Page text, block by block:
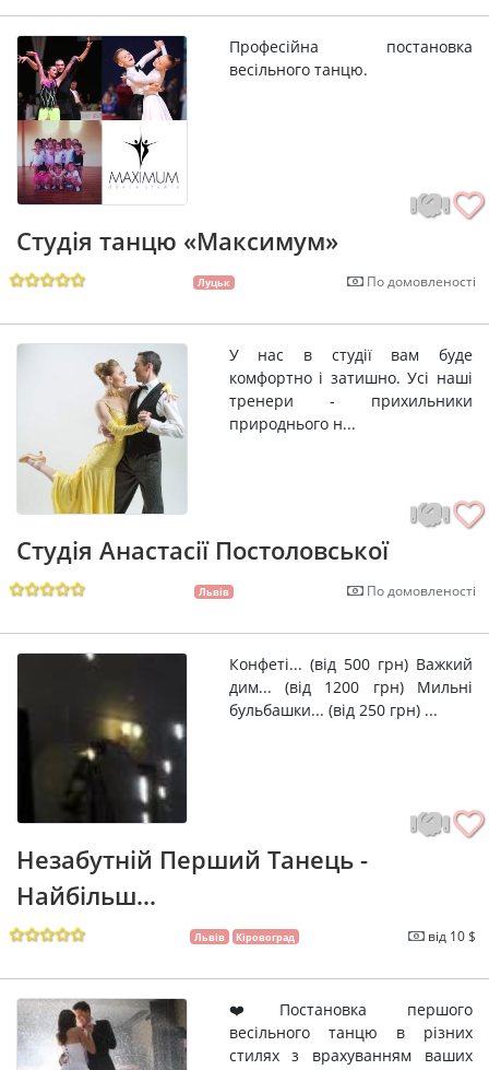
Професійна постановка
весільного танцю.
Студія танцю «Максимум»
Луцьк По домовленості
У нас в студії вам буде
комфортно і затишно. Усі наші
тренери - прихильники
природнього н...
Студія Анастасії Постоловської
Львів По домовленості
Конфеті... (від 500 грн) Важкий
дим... (від 1200 грн) Мильні
бульбашки... (від 250 грн) ...
Незабутній Перший Танець -
Найбільш...
Львів Кіровоград від 10 $
❤️Постановка першого
весільного танцю в різних
стилях з врахуванням ваших